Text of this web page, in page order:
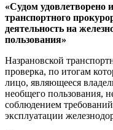
«Судом удовлетворено
транспортного
деятельность на
пользования»
Назрановской
проверка, по итогам
лицо, являющееся
необщего пользования,
соблюдением
эксплуатации